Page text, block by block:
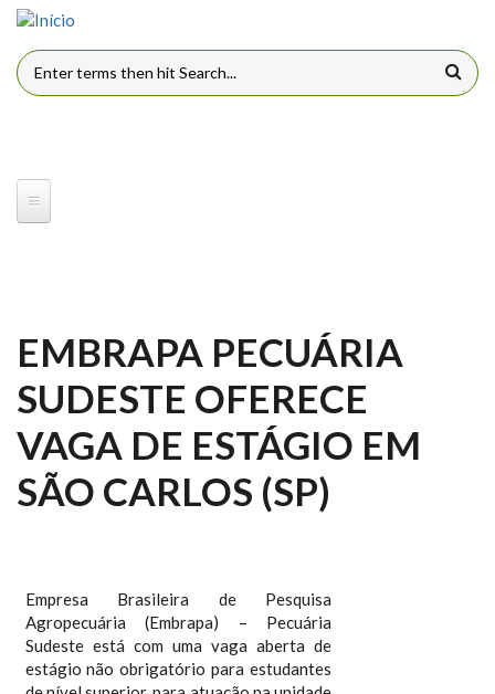
Pular para o conteúdo principal
FORMULÁRIO DE BUSCA
EMBRAPA PECUÁRIA
SUDESTE OFERECE
VAGA DE ESTÁGIO EM
SÃO CARLOS (SP)
Empresa Brasileira de Pesquisa
Agropecuária (Embrapa) – Pecuária
Sudeste está com uma vaga aberta de
estágio não obrigatório para estudantes